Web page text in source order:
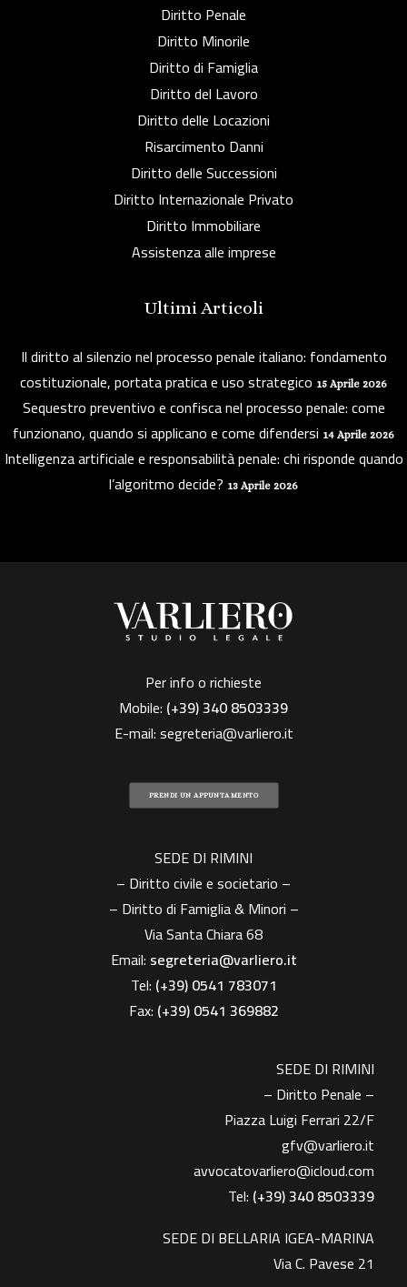
Diritto Penale
Diritto Minorile
Diritto di Famiglia
Diritto del Lavoro
Diritto delle Locazioni
Risarcimento Danni
Diritto delle Successioni
Diritto Internazionale Privato
Diritto Immobiliare
Assistenza alle imprese
Ultimi Articoli
Il diritto al silenzio nel processo penale italiano: fondamento
costituzionale, portata pratica e uso strategico 15 Aprile 2026
Sequestro preventivo e confisca nel processo penale: come
funzionano, quando si applicano e come difendersi 14 Aprile 2026
Intelligenza artificiale e responsabilità penale: chi risponde quando
l’algoritmo decide? 13 Aprile 2026
Per info o richieste
Mobile: (+39)340 8503339
E-mail:segreteria@varliero.it
PRENDI UN APPUNTAMENTO
SEDE DI RIMINI
– Diritto civile e societario –
– Diritto di Famiglia & Minori –
Via Santa Chiara 68
Email: segreteria@varliero.it
Tel: (+39) 0541 783071
Fax: (+39)0541 369882
SEDE DI RIMINI
– Diritto Penale –
Piazza Luigi Ferrari 22/F
gfv@varliero.it
avvocatovarliero@icloud.com
Tel: (+39) 340 8503339
SEDE DI BELLARIA IGEA-MARINA
Via C. Pavese 21